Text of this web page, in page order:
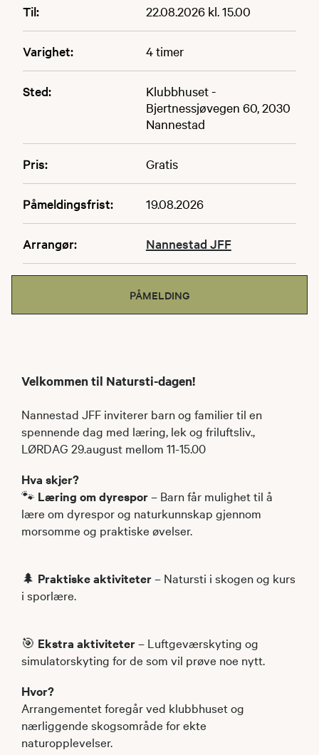
Til: 22.08.2026 kl. 15.00
Varighet: 4 timer
Sted:
Klubbhuset -
Bjertnessjøvegen 60, 2030
Nannestad
Pris: Gratis
Påmeldingsfrist: 19.08.2026
Arrangør: Nannestad JFF
PÅMELDING
Velkommen til Natursti-dagen!
Nannestad JFF inviterer barn og familier til en
spennende dag med læring, lek og friluftsliv.,
LØRDAG 29.august mellom 11-15.00
Hva skjer?
🐾 Læring om dyrespor– Barn får mulighet til å
lære om dyrespor og naturkunnskap gjennom
morsomme og praktiske øvelser.
🌲 Praktiske aktiviteter– Natursti i skogen og kurs
i sporlære.
🎯 Ekstra aktiviteter– Luftgeværskyting og
simulatorskyting for de som vil prøve noe nytt.
Hvor?
Arrangementet foregår ved klubbhuset og
nærliggende skogsområde for ekte
naturopplevelser.